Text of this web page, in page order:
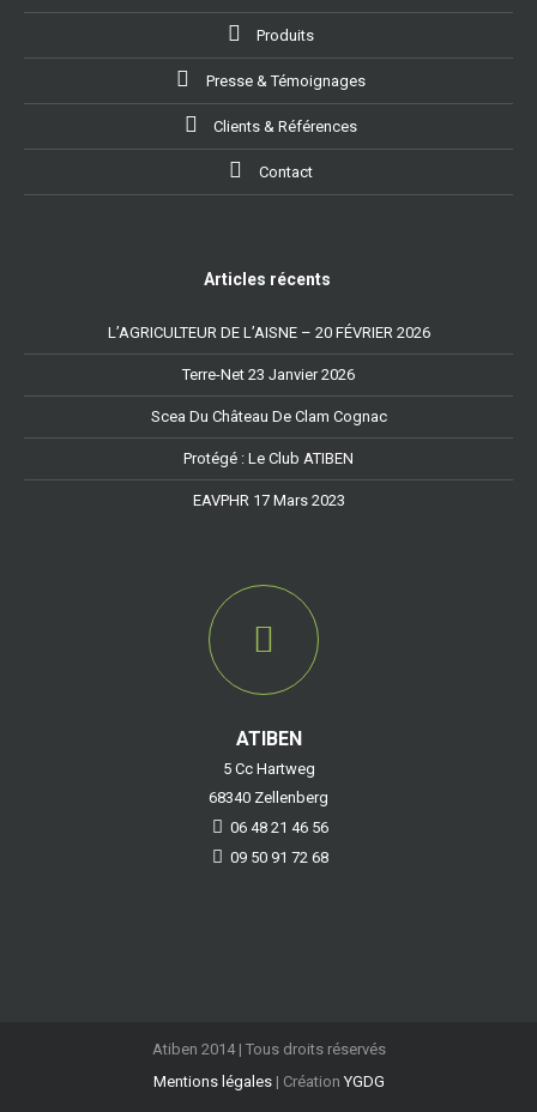
Produits
Presse & Témoignages
Clients & Références
Contact
Articles récents
L’AGRICULTEUR DE L’AISNE – 20 FÉVRIER 2026
Terre-Net 23 Janvier 2026
Scea Du Château De Clam Cognac
Protégé : Le Club ATIBEN
EAVPHR 17 Mars 2023
ATIBEN
5 Cc Hartweg
68340 Zellenberg
06 48 21 46 56
09 50 91 72 68
Atiben 2014 | Tous droits réservés
Mentions légales| CréationYGDG